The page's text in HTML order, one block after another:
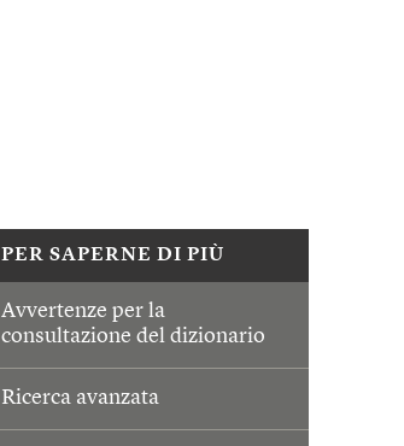
PER SAPERNE DI PIÙ
Avvertenze per la
consultazione del dizionario
Ricerca avanzata